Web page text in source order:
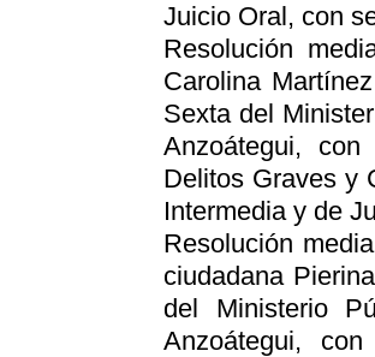
Juicio Oral, con
Resolución
Carolina
Sexta del
Anzoátegui,
Delitos Graves y
Intermedia y de
Resolución
ciudadana
del Ministerio
Anzoátegui,